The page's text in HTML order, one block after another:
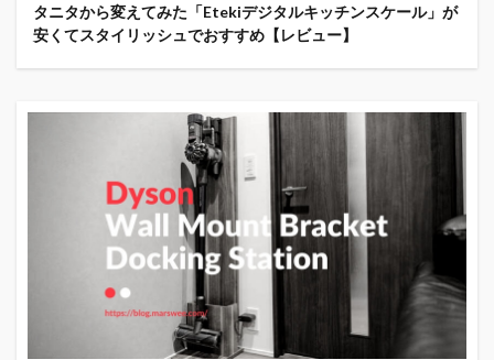
タニタから変えてみた「Etekiデジタルキッチンスケール」が
安くてスタイリッシュでおすすめ【レビュー】